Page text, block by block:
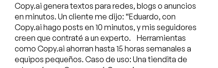
Copy.ai genera textos para redes, blogs o anuncios
en minutos. Un cliente me dijo: “Eduardo, con
Copy.ai hago posts en 10 minutos, y mis seguidores
creen que contraté a un experto. Herramientas
como Copy.ai ahorran hasta 15 horas semanales a
equipos pequeños. Caso de uso: Una tiendita de